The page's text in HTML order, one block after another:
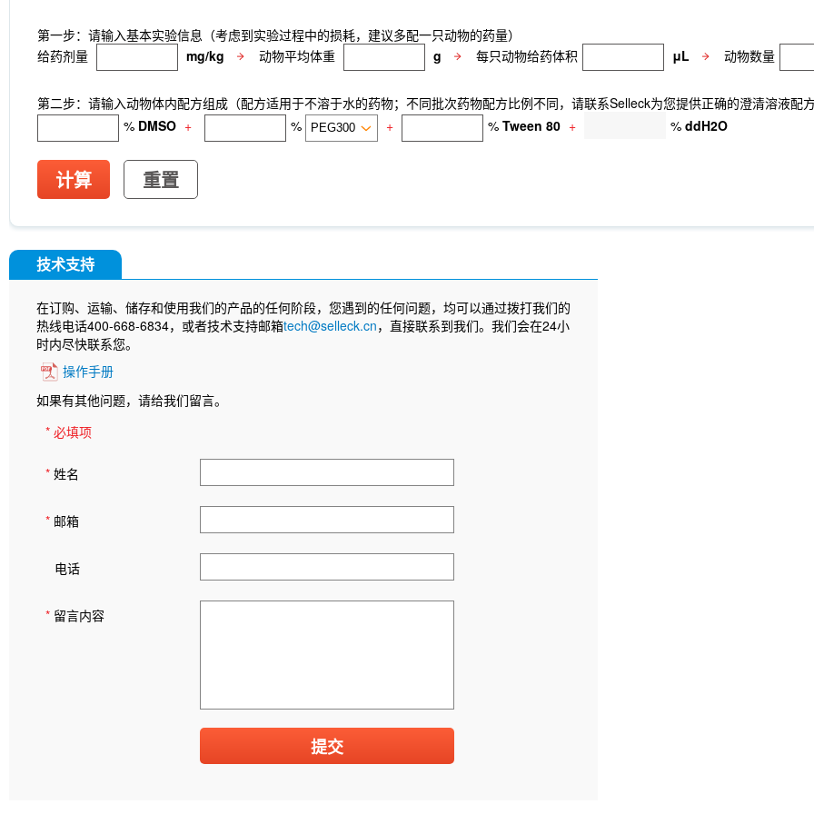
第一步：请输入基本实验信息（考虑到实验过程中的损耗，建议多配一只动物的药量）
给药剂量
mg/kg 动物平均体重 g 每只动物给药体积 μL 动物数量
第二步：请输入动物体内配方组成（配方适用于不溶于水的药物；不同批次药物配方比例不同，请联系Selleck为您提供正确的澄清溶液配
% DMSO + % + % Tween 80 + % ddH2O
计算 重置
技术支持
在订购、运输、储存和使用我们的产品的任何阶段，您遇到的任何问题，均可以通过拨打我们的
热线电话400-668-6834，或者技术支持邮箱tech@selleck.cn，直接联系到我们。我们会在24小
时内尽快联系您。
操作手册
如果有其他问题，请给我们留言。
* 必填项
* 姓名
* 邮箱
电话
* 留言内容